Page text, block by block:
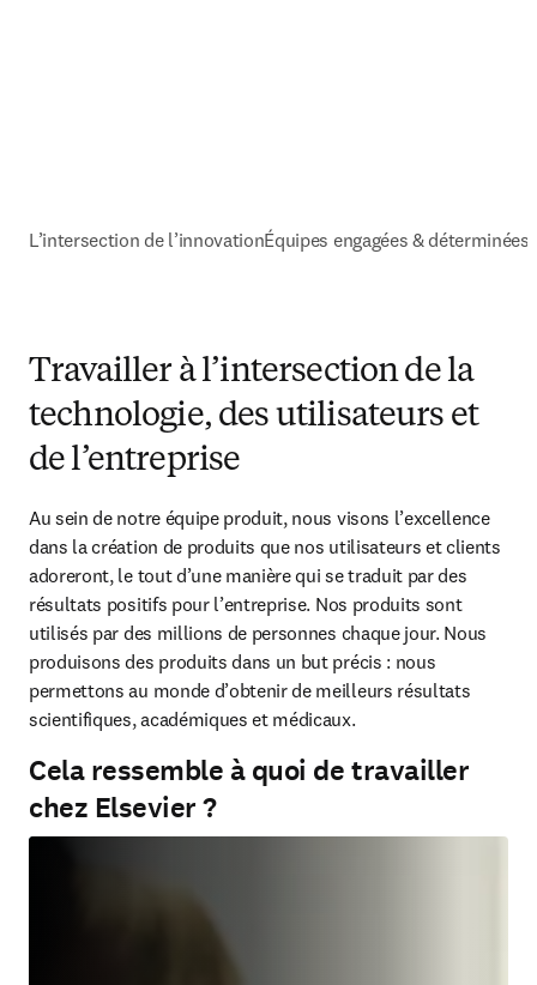
L’intersection de l’innovationÉquipes engagées & déterminées
Travailler à l’intersection de la
technologie, des utilisateurs et
de l’entreprise
Au sein de notre équipe produit, nous visons l’excellence
dans la création de produits que nos utilisateurs et clients
adoreront, le tout d’une manière qui se traduit par des
résultats positifs pour l’entreprise. Nos produits sont
utilisés par des millions de personnes chaque jour. Nous
produisons des produits dans un but précis : nous
permettons au monde d’obtenir de meilleurs résultats
scientifiques, académiques et médicaux.
Cela ressemble à quoi de travailler
chez Elsevier ?